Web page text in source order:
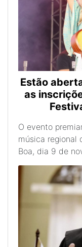
Estão
as
O evento
música regional
Boa, dia 9 de